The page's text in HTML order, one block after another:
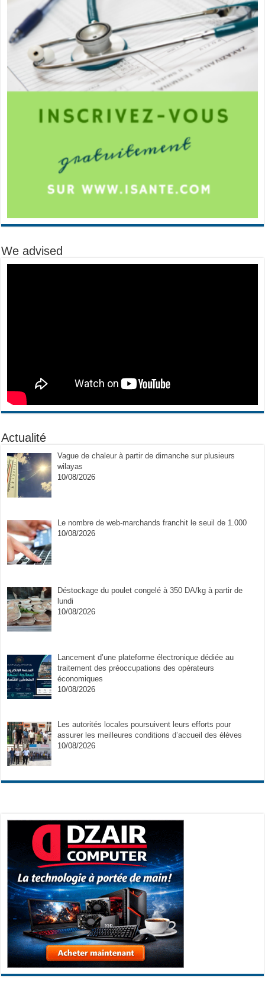
We advised
Actualité
Vague de chaleur à partir de dimanche sur plusieurs
wilayas
10/08/2026
Le nombre de web-marchands franchit le seuil de 1.000
10/08/2026
Déstockage du poulet congelé à 350 DA/kg à partir de
lundi
10/08/2026
Lancement d’une plateforme électronique dédiée au
traitement des préoccupations des opérateurs
économiques
10/08/2026
Les autorités locales poursuivent leurs efforts pour
assurer les meilleures conditions d’accueil des élèves
10/08/2026